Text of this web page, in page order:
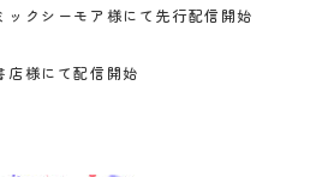
クシーモア様にて先行配信開始
様にて配信開始